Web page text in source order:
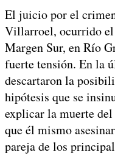
El juicio por el
Villarroel, ocurrido el
Margen Sur, en Río
fuerte tensión. En la
descartaron la
hipótesis que se
explicar la muerte del
que él mismo
pareja de los